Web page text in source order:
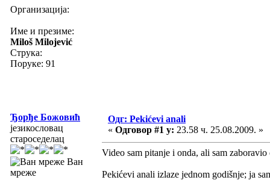
Организација:
Име и презиме:
Miloš Milojević
Струка:
Поруке: 91
Ђорђе Божовић
језикословац
староседелац
Ван
мреже
Одг: Pekićevi anali
« Одговор #1 у: 23.58 ч. 25.08.2009. »
Video sam pitanje i onda, ali sam
Pekićevi anali izlaze jednom godišnje; ja